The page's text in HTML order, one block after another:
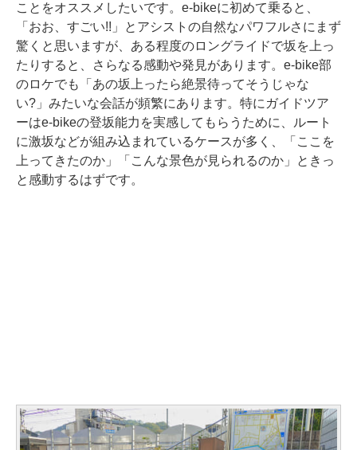
ことをオススメしたいです。e-bikeに初めて乗ると、
「おお、すごい!!」とアシストの自然なパワフルさにまず
驚くと思いますが、ある程度のロングライドで坂を上っ
たりすると、さらなる感動や発見があります。e-bike部
のロケでも「あの坂上ったら絶景待ってそうじゃな
い?」みたいな会話が頻繁にあります。特にガイドツア
ーはe-bikeの登坂能力を実感してもらうために、ルート
に激坂などが組み込まれているケースが多く、「ここを
上ってきたのか」「こんな景色が見られるのか」ときっ
と感動するはずです。